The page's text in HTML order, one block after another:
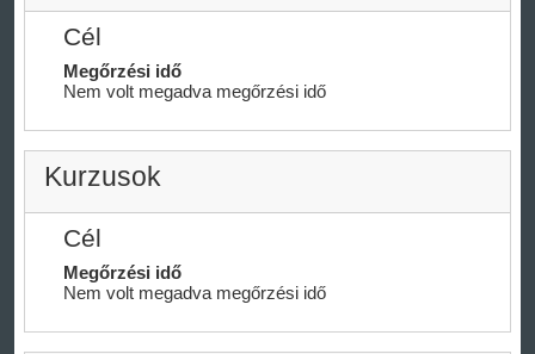
Cél
Megőrzési idő
Nem volt megadva megőrzési idő
Kurzusok
Cél
Megőrzési idő
Nem volt megadva megőrzési idő